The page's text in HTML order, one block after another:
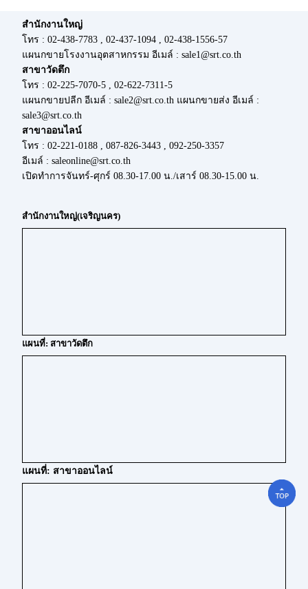
สำนักงานใหญ่
โทร : 02-438-7783 , 02-437-1094 , 02-438-1556-57
แผนกขายโรงงานอุตสาหกรรม อีเมล์ : sale1@srt.co.th
สาขาวัดตึก
โทร : 02-225-7070-5 , 02-622-7311-5
แผนกขายปลีก อีเมล์ : sale2@srt.co.th แผนกขายส่ง อีเมล์ :
sale3@srt.co.th
สาขาออนไลน์
โทร : 02-221-0188 , 087-826-3443 , 092-250-3357
อีเมล์ : saleonline@srt.co.th
เปิดทำการจันทร์-ศุกร์ 08.30-17.00 น./เสาร์ 08.30-15.00 น.
สำนักงานใหญ่(เจริญนคร)
แผนที่: สาขาวัดตึก
แผนที่: สาขาออนไลน์